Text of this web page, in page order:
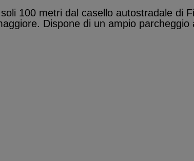
100 metri dal casello autostradale di
Dispone di un ampio parcheggio